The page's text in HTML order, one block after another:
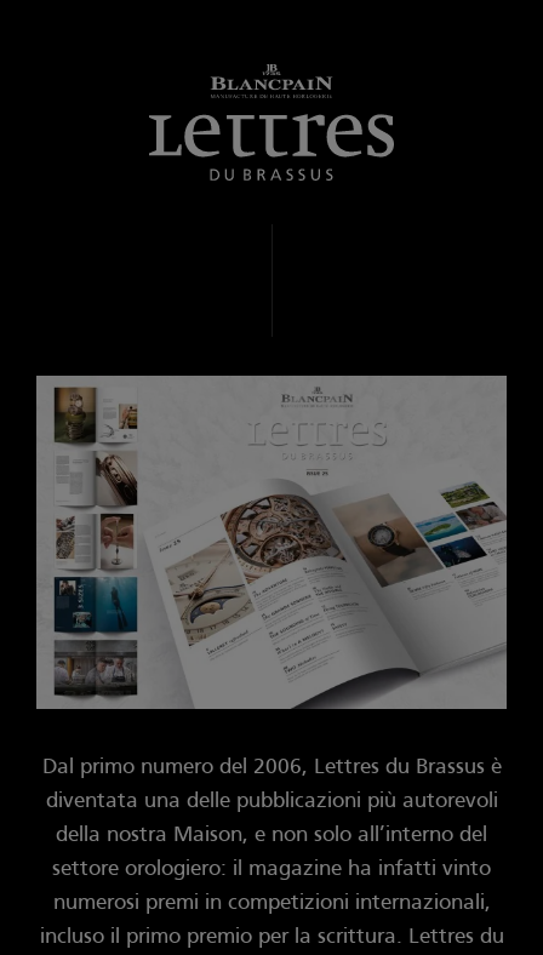
Dal primo numero del 2006, Lettres du Brassus è
diventata una delle pubblicazioni più autorevoli
della nostra Maison, e non solo all’interno del
settore orologiero: il magazine ha infatti vinto
numerosi premi in competizioni internazionali,
incluso il primo premio per la scrittura. Lettres du